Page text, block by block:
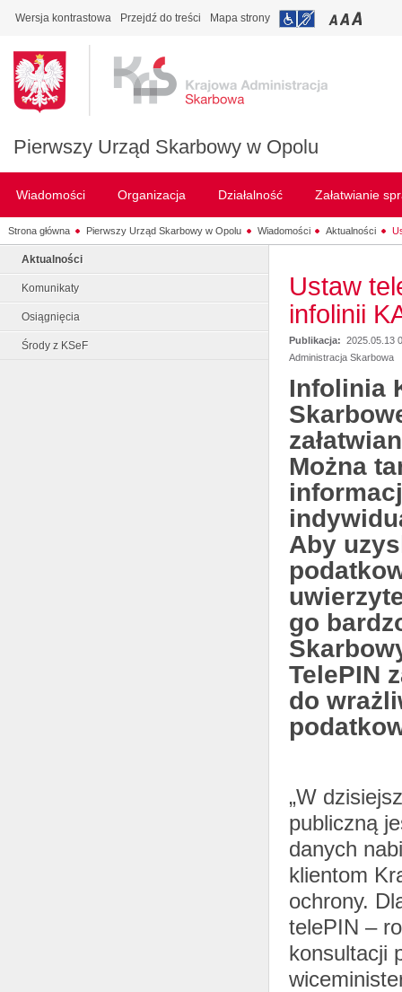
Wersja kontrastowa Przejdź do treści Mapa strony
Pierwszy Urząd Skarbowy w Opolu
Wiadomości Organizacja Działalność Załatwianie
Strona główna Pierwszy Urząd Skarbowy w Opolu Wiadomości Aktualności
Aktualności
Komunikaty
Osiągnięcia
Środy z KSeF
Ustaw
infolinii
Publikacja: 2025.05.13
Administracja Skarbowa
Infolinia
Można
Aby
go
TelePIN
do
„W
publiczną
danych
klientom
ochrony.
telePIN –
konsultacji